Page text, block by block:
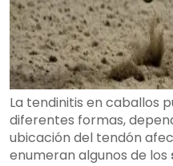
La tendinitis en caballos
diferentes formas,
ubicación del tendón
enumeran algunos de los